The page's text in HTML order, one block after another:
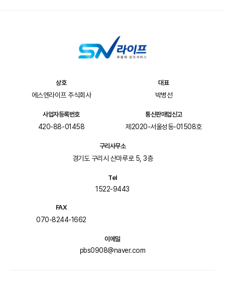
상호
에스엔라이프 주식회사
대표
박병선
사업자등록번호
420-88-01458
통신판매업신고
제2020-서울성동-01508호
구리사무소
경기도 구리시 산마루로 5, 3층
Tel
1522-9443
FAX
070-8244-1662
이메일
pbs0908@naver.com